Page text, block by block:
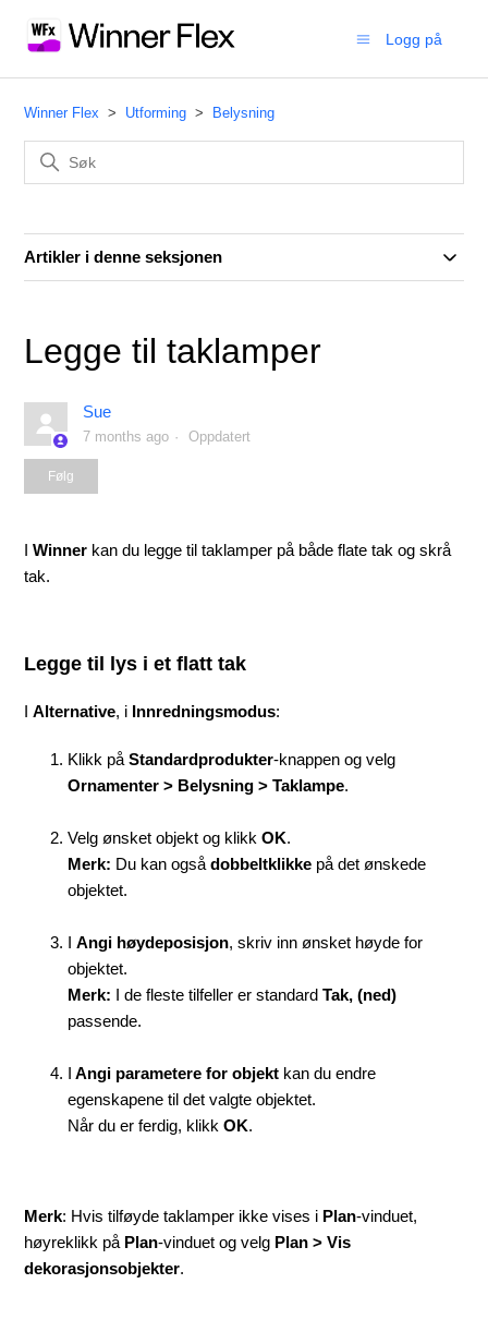
Logg på
Winner Flex Utforming Belysning
Artikler i denne seksjonen
Legge til taklamper
Sue
7 months ago Oppdatert
Følg
IWinner kan du legge til taklamper på både flate tak og skrå
tak.
Legge til lys i et flatt tak
IAlternative, i Innredningsmodus:
Klikk påStandardprodukter-knappen og velg
Ornamenter > Belysning > Taklampe.
Velg ønsket objekt og klikkOK.
Merk: Du kan ogsådobbeltklikke på det ønskede
objektet.
IAngi høydeposisjon, skriv inn ønsket høyde for
objektet.
Merk: I de fleste tilfeller er standardTak, (ned)
passende.
I Angi parametere for objekt kan du endre
egenskapene til det valgte objektet.
Når du er ferdig, klikkOK.
Merk: Hvis tilføyde taklamper ikke vises i Plan-vinduet,
høyreklikk på Plan-vinduet og velg Plan > Vis
dekorasjonsobjekter.